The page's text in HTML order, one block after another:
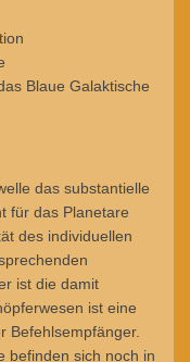
Blaue Galaktische
das substantielle
für das Planetare
des individuellen
ist die damit
ist eine
Befehlsempfänger.
befinden sich noch in